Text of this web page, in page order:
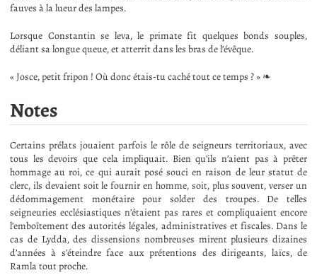
fauves à la lueur des lampes.
Lorsque Constantin se leva, le primate fit quelques bonds souples,
déliant sa longue queue, et atterrit dans les bras de l’évêque.
« Josce, petit fripon ! Où donc étais-tu caché tout ce temps ? » ❧
Notes
Certains prélats jouaient parfois le rôle de seigneurs territoriaux, avec
tous les devoirs que cela impliquait. Bien qu’ils n’aient pas à prêter
hommage au roi, ce qui aurait posé souci en raison de leur statut de
clerc, ils devaient soit le fournir en homme, soit, plus souvent, verser un
dédommagement monétaire pour solder des troupes. De telles
seigneuries ecclésiastiques n’étaient pas rares et compliquaient encore
l’emboîtement des autorités légales, administratives et fiscales. Dans le
cas de Lydda, des dissensions nombreuses mirent plusieurs dizaines
d’années à s’éteindre face aux prétentions des dirigeants, laïcs, de
Ramla tout proche.